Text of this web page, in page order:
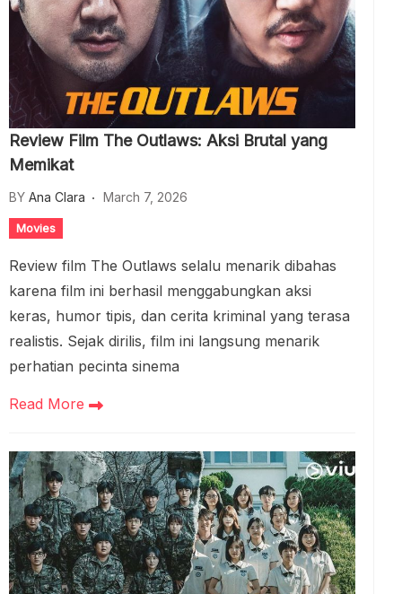
Review Film The Outlaws: Aksi Brutal yang
Memikat
BY Ana Clara March 7, 2026
Movies
Review film The Outlaws selalu menarik dibahas
karena film ini berhasil menggabungkan aksi
keras, humor tipis, dan cerita kriminal yang terasa
realistis. Sejak dirilis, film ini langsung menarik
perhatian pecinta sinema
Read More